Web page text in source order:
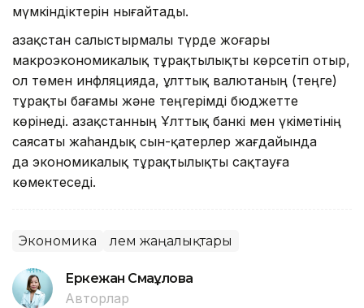
мүмкіндіктерін нығайтады.
Қазақстан салыстырмалы түрде жоғары
макроэкономикалық тұрақтылықты көрсетіп отыр,
ол төмен инфляцияда, ұлттық валютаның (теңге)
тұрақты бағамы және теңгерімді бюджетте
көрінеді. Қазақстанның Ұлттық банкі мен үкіметінің
саясаты жаһандық сын-қатерлер жағдайында
да экономикалық тұрақтылықты сақтауға
көмектеседі.
Экономика Әлем жаңалықтары
Еркежан Смағұлова
Авторлар